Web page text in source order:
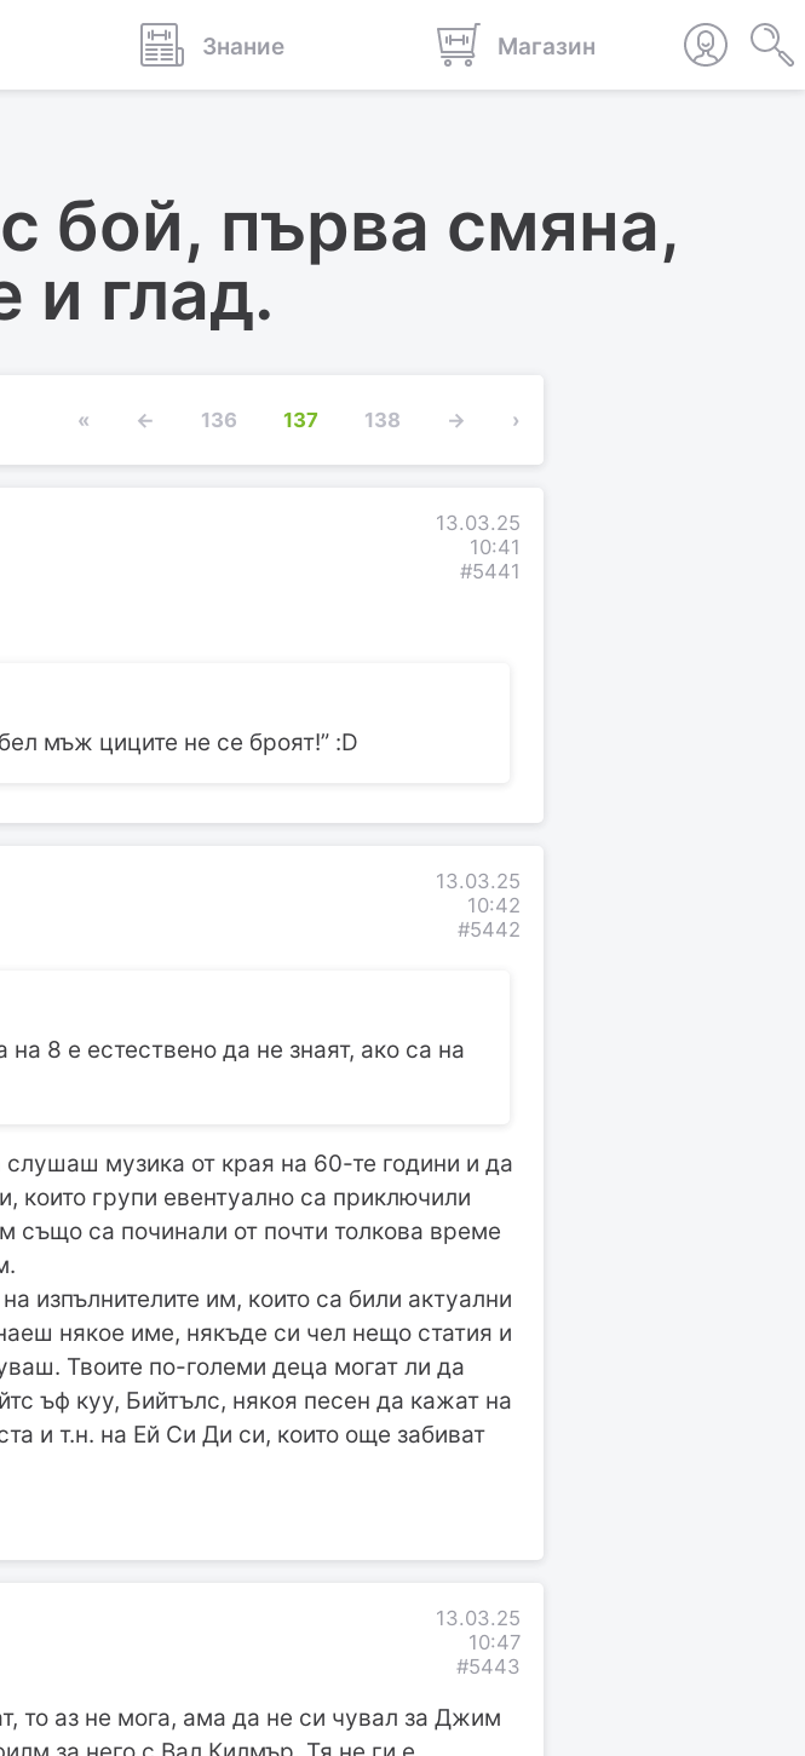
Знание Магазин
бой, първа смяна,
и глад.
« ← 136 137 138 → ›
13.03.25
10:41
#5441
мъж циците не се броят!” :D
13.03.25
10:42
#5442
8 е естествено да не знаят, ако са на
музика от края на 60-те години и да
които групи евентуално са приключили
също са починали от почти толкова време
изпълнителите им, които са били актуални
някое име, някъде си чел нещо статия и
Твоите по-големи деца могат ли да
ъф куу, Бийтълс, някоя песен да кажат на
и т.н. на Ей Си Ди си, които още забиват
13.03.25
10:47
#5443
то аз не мога, ама да не си чувал за Джим